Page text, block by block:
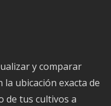
y comparar
ubicación exacta de
de tus cultivos a